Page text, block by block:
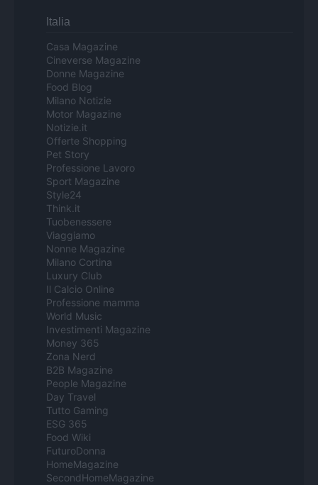
Italia
Casa Magazine
Cineverse Magazine
Donne Magazine
Food Blog
Milano Notizie
Motor Magazine
Notizie.it
Offerte Shopping
Pet Story
Professione Lavoro
Sport Magazine
Style24
Think.it
Tuobenessere
Viaggiamo
Nonne Magazine
Milano Cortina
Luxury Club
Il Calcio Online
Professione mamma
World Music
Investimenti Magazine
Money 365
Zona Nerd
B2B Magazine
People Magazine
Day Travel
Tutto Gaming
ESG 365
Food Wiki
FuturoDonna
HomeMagazine
SecondHomeMagazine